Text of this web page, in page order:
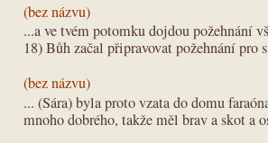
(bez názvu)
...a ve tvém potomku dojdou požehnání
18) Bůh začal připravovat požehnání pro
(bez názvu)
... (Sára) byla proto vzata do domu
mnoho dobrého, takže měl brav a skot a